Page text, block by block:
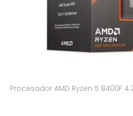
Procesador AMD Ryzen 5 8400F